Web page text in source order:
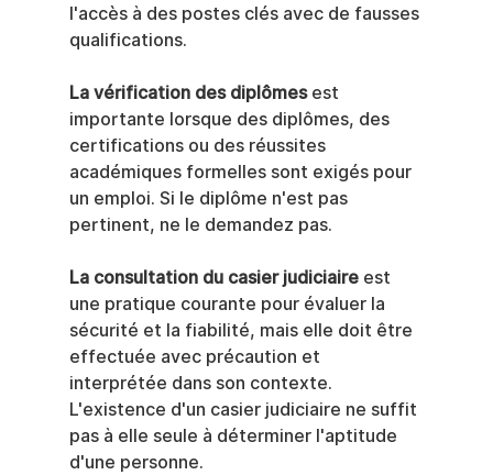
l'accès à des postes clés avec de fausses
qualifications.
La vérification des diplômes est
importante lorsque des diplômes, des
certifications ou des réussites
académiques formelles sont exigés pour
un emploi. Si le diplôme n'est pas
pertinent, ne le demandez pas.
La consultation du casier judiciaire est
une pratique courante pour évaluer la
sécurité et la fiabilité, mais elle doit être
effectuée avec précaution et
interprétée dans son contexte.
L'existence d'un casier judiciaire ne suffit
pas à elle seule à déterminer l'aptitude
d'une personne.